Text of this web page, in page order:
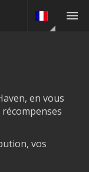
en vous
vos